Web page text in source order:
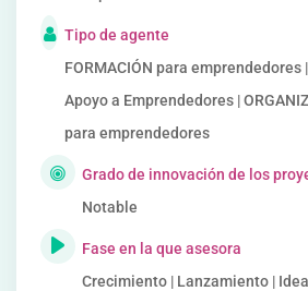
Tipo de agente
FORMACIÓN para emprendedores
Apoyo a Emprendedores |
para emprendedores
Grado de innovación de los
Notable
Fase en la que asesora
Crecimiento | Lanzamiento |